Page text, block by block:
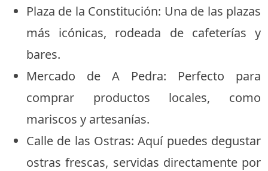
Plaza de la Constitución: Una de las plazas
más icónicas, rodeada de cafeterías y
bares.
Mercado de A Pedra: Perfecto para
comprar productos locales, como
mariscos y artesanías.
Calle de las Ostras: Aquí puedes degustar
ostras frescas, servidas directamente por